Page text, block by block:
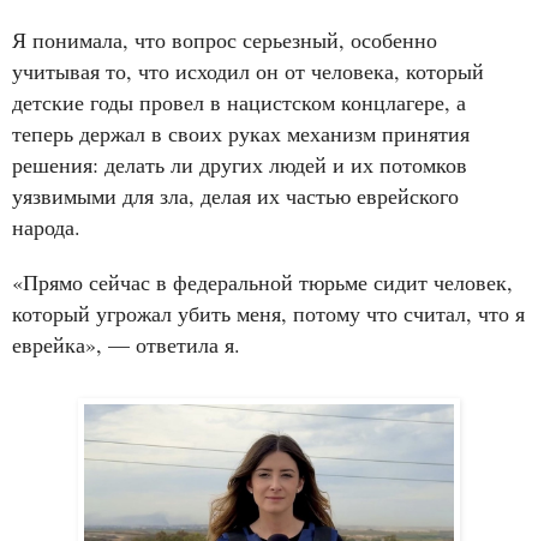
Я понимала, что вопрос серьезный, особенно
учитывая то, что исходил он от человека, который
детские годы провел в нацистском концлагере, а
теперь держал в своих руках механизм принятия
решения: делать ли других людей и их потомков
уязвимыми для зла, делая их частью еврейского
народа.
«Прямо сейчас в федеральной тюрьме сидит человек,
который угрожал убить меня, потому что считал, что я
еврейка», — ответила я.